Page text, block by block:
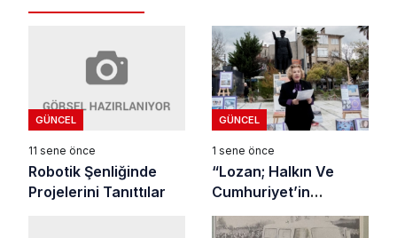
GÜNCEL
11 sene önce
Robotik Şenliğinde
Projelerini Tanıttılar
GÜNCEL
1 sene önce
“Lozan; Halkın Ve
Cumhuriyet’in
Zaferidir’’